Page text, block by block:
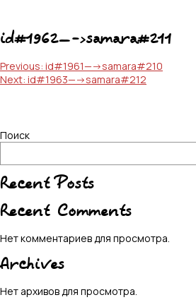
id#1962—->samara#211
Навигация
по
Previous: id#1961—->samara#210
Next: id#1963—->samara#212
Поиск
Recent Posts
Recent Comments
Нет комментариев для просмотра.
Archives
Нет архивов для просмотра.